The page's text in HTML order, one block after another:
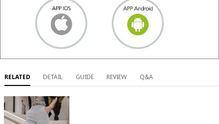
RELATED DETAIL GUIDE REVIEW Q&A